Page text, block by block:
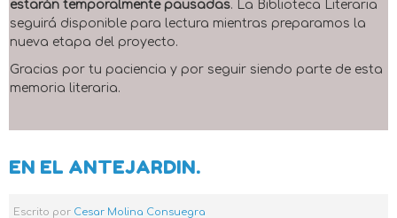
estarán temporalmente pausadas. La Biblioteca Literaria
seguirá disponible para lectura mientras preparamos la
nueva etapa del proyecto.
Gracias por tu paciencia y por seguir siendo parte de esta
memoria literaria.
EN EL ANTEJARDIN.
Escrito por Cesar Molina Consuegra